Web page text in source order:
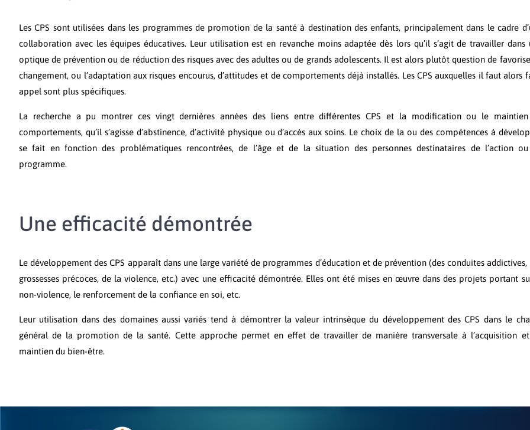
Les CPS sont utilisées dans les programmes de promotion de la santé à destination des enfants, principalement dans le cadre
collaboration avec les équipes éducatives. Leur utilisation est en revanche moins adaptée dès lors qu’il s’agit de travailler dans
optique de prévention ou de réduction des risques avec des adultes ou de grands adolescents. Il est alors plutôt question de
changement, ou l’adaptation aux risques encourus, d’attitudes et de comportements déjà installés. Les CPS auxquelles il faut alors
appel sont plus spécifiques.
La recherche a pu montrer ces vingt dernières années des liens entre différentes CPS et la modification ou le
comportements, qu’il s’agisse d’abstinence, d’activité physique ou d’accès aux soins. Le choix de la ou des compétences à
se fait en fonction des problématiques rencontrées, de l’âge et de la situation des personnes destinataires de l’action
programme.
Une efficacité démontrée​
Le développement des CPS apparaît dans une large variété de programmes d’éducation et de prévention (des conduites addictives,
grossesses précoces, de la violence, etc.) avec une efficacité démontrée. Elles ont été mises en œuvre dans des projets portant
non-violence, le renforcement de la confiance en soi, etc.
Leur utilisation dans des domaines aussi variés tend à démontrer la valeur intrinsèque du développement des CPS dans le
général de la promotion de la santé. Cette approche permet en effet de travailler de manière transversale à l’acquisition
maintien du bien-être.